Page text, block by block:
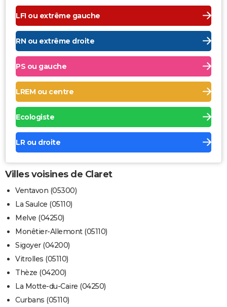
LFI ou extrême gauche
RN ou extrême droite
PS ou gauche
LREM ou centre
Ecologiste
LR ou droite
Villes voisines de Claret
Ventavon (05300)
La Saulce (05110)
Melve (04250)
Monêtier-Allemont (05110)
Sigoyer (04200)
Vitrolles (05110)
Thèze (04200)
La Motte-du-Caire (04250)
Curbans (05110)